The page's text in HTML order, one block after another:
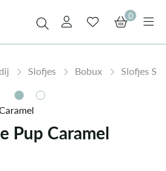
0
Slofjes Bobux
Slofjes S
Pup Caramel